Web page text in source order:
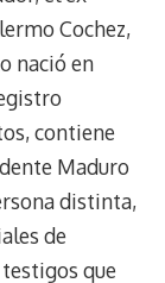
Cochez,
nació en
contiene
Maduro
distinta,
de
que